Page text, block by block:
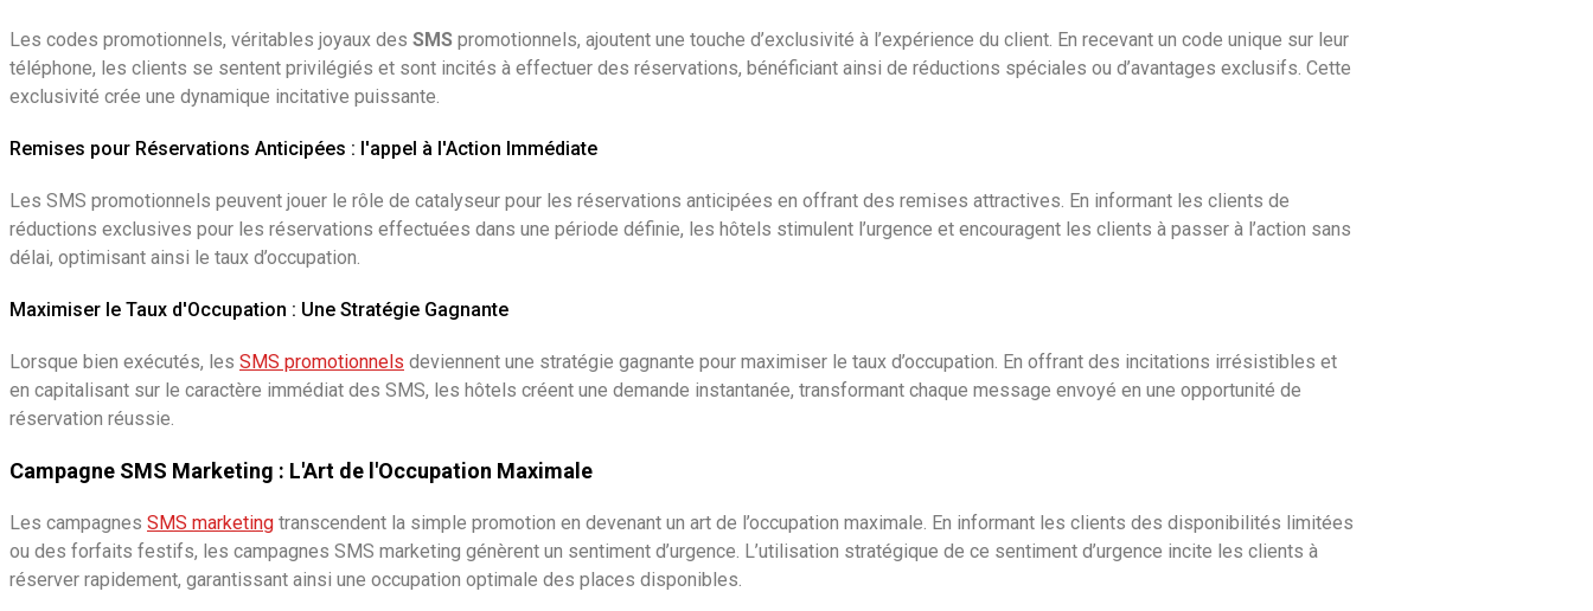
Les codes promotionnels, véritables joyaux des SMS promotionnels, ajoutent une touche d’exclusivité à l’expérience du client. En recevant un code unique sur leur
téléphone, les clients se sentent privilégiés et sont incités à effectuer des réservations, bénéficiant ainsi de réductions spéciales ou d’avantages exclusifs. Cette
exclusivité crée une dynamique incitative puissante.
Remises pour Réservations Anticipées : l'appel à l'Action Immédiate
Les SMS promotionnels peuvent jouer le rôle de catalyseur pour les réservations anticipées en offrant des remises attractives. En informant les clients de
réductions exclusives pour les réservations effectuées dans une période définie, les hôtels stimulent l’urgence et encouragent les clients à passer à l’action sans
délai, optimisant ainsi le taux d’occupation.
Maximiser le Taux d'Occupation : Une Stratégie Gagnante
Lorsque bien exécutés, les SMS promotionnels deviennent une stratégie gagnante pour maximiser le taux d’occupation. En offrant des incitations irrésistibles et
en capitalisant sur le caractère immédiat des SMS, les hôtels créent une demande instantanée, transformant chaque message envoyé en une opportunité de
réservation réussie.
Campagne SMS Marketing : L'Art de l'Occupation Maximale
Les campagnes SMS marketing transcendent la simple promotion en devenant un art de l’occupation maximale. En informant les clients des disponibilités limitées
ou des forfaits festifs, les campagnes SMS marketing génèrent un sentiment d’urgence. L’utilisation stratégique de ce sentiment d’urgence incite les clients à
réserver rapidement, garantissant ainsi une occupation optimale des places disponibles.